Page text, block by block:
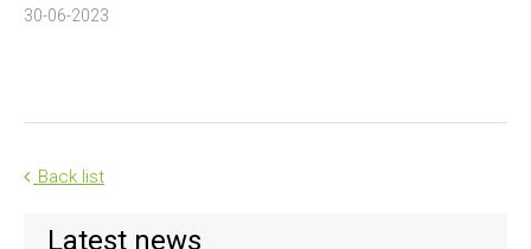
30-06-2023
Back list
Latest news